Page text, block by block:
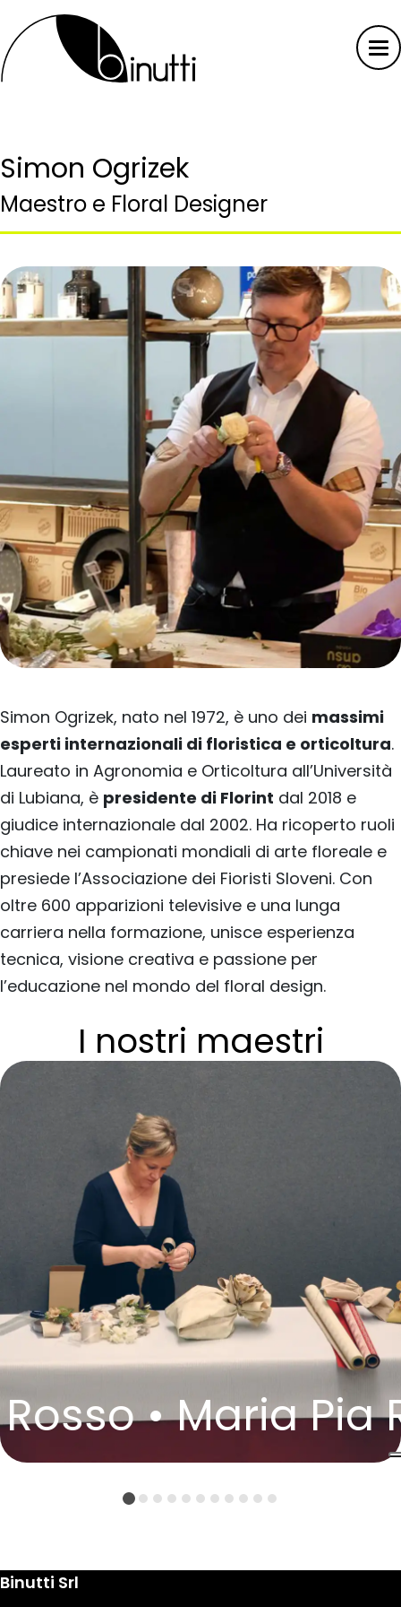
Simon Ogrizek
Maestro e Floral Designer
Simon Ogrizek, nato nel 1972, è uno dei massimi
esperti internazionali di floristica e orticoltura.
Laureato in Agronomia e Orticoltura all’Università
di Lubiana, è presidente di Florint dal 2018 e
giudice internazionale dal 2002. Ha ricoperto ruoli
chiave nei campionati mondiali di arte floreale e
presiede l’Associazione dei Fioristi Sloveni. Con
oltre 600 apparizioni televisive e una lunga
carriera nella formazione, unisce esperienza
tecnica, visione creativa e passione per
l’educazione nel mondo del floral design.
I nostri maestri
•Maria Pia
Fabio
Binutti Srl